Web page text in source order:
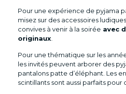
Pour une expérience de pyjama
misez sur des accessoires ludiques
convives à venir à la soirée avec
originaux.
Pour une thématique sur les
les invités peuvent arborer des
pantalons patte d’éléphant. Les
scintillants sont aussi parfaits pour